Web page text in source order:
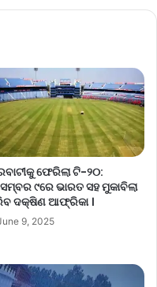
ଫେରିଲା ଟି-୨୦:
୯ରେ ଭାରତ ସହ ମୁକାବିଲା
ଦକ୍ଷିଣ ଆଫ୍ରିକା ।
9, 2025